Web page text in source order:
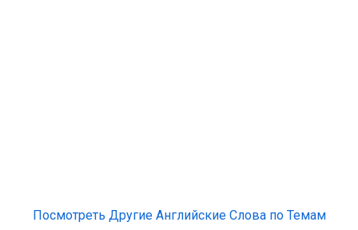
Посмотреть Другие Английские Слова по Темам